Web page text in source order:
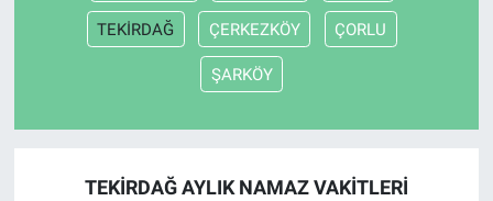
TEKİRDAĞ ÇERKEZKÖY ÇORLU
ŞARKÖY
TEKİRDAĞ AYLIK NAMAZ VAKITLERI